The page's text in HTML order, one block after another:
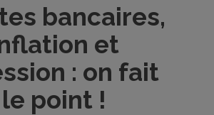
bancaires,
et
: on fait
le point !